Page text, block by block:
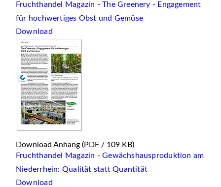
Fruchthandel Magazin - The Greenery - Engagement
für hochwertiges Obst und Gemüse
Download
Download Anhang (PDF / 109 KB)
Fruchthandel Magazin - Gewächshausproduktion am
Niederrhein: Qualität statt Quantität
Download